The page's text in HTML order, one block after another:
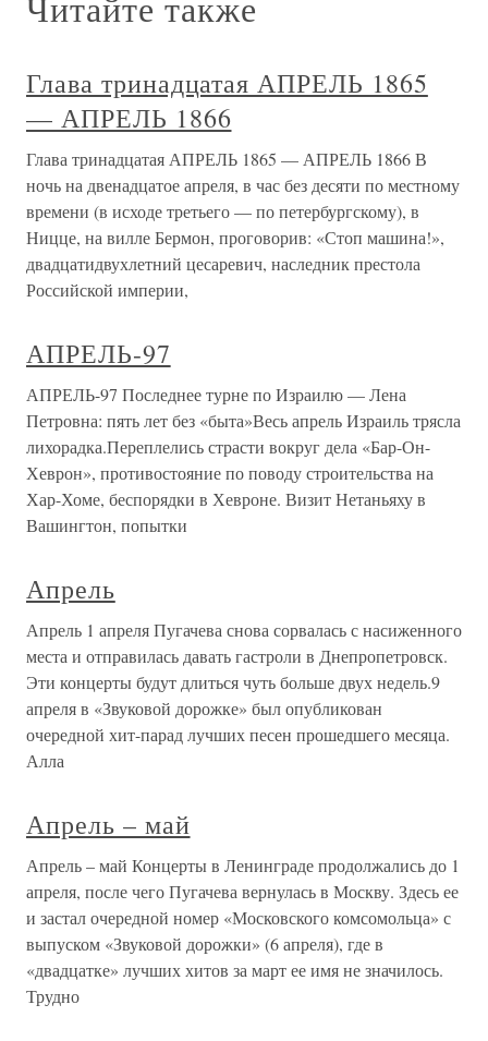
Глава тринадцатая АПРЕЛЬ 1865
— АПРЕЛЬ 1866
Глава тринадцатая АПРЕЛЬ 1865 — АПРЕЛЬ 1866 В
ночь на двенадцатое апреля, в час без десяти по местному
времени (в исходе третьего — по петербургскому), в
Ницце, на вилле Бермон, проговорив: «Стоп машина!»,
двадцатидвухлетний цесаревич, наследник престола
Российской империи,
АПРЕЛЬ-97
АПРЕЛЬ-97 Последнее турне по Израилю — Лена
Петровна: пять лет без «быта»Весь апрель Израиль трясла
лихорадка.Переплелись страсти вокруг дела «Бар-Он-
Хеврон», противостояние по поводу строительства на
Хар-Хоме, беспорядки в Хевроне. Визит Нетаньяху в
Вашингтон, попытки
Апрель
Апрель 1 апреля Пугачева снова сорвалась с насиженного
места и отправилась давать гастроли в Днепропетровск.
Эти концерты будут длиться чуть больше двух недель.9
апреля в «Звуковой дорожке» был опубликован
очередной хит-парад лучших песен прошедшего месяца.
Алла
Апрель – май
Апрель – май Концерты в Ленинграде продолжались до 1
апреля, после чего Пугачева вернулась в Москву. Здесь ее
и застал очередной номер «Московского комсомольца» с
выпуском «Звуковой дорожки» (6 апреля), где в
«двадцатке» лучших хитов за март ее имя не значилось.
Трудно